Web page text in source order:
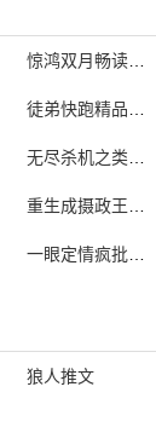
惊鸿双月畅读全文免费阅读
徒弟快跑精品阅读
无尽杀机之类的完整文本推荐
重生成摄政王的炮灰医妃热门阅读
一眼定情疯批大佬伺机占有免费阅读
狼人推文